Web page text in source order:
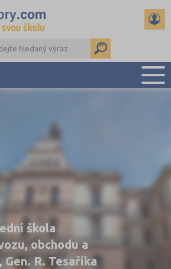
PŘÍPRAVA NA PŘIJÍMAČKY
DALŠÍ DRUHY ŠKOL
škola
obchodu a
R. Tesaříka